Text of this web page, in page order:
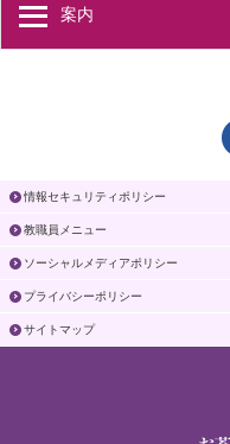
案内
情報セキュリティポリシー
教職員メニュー
ソーシャルメディアポリシー
プライバシーポリシー
サイトマップ